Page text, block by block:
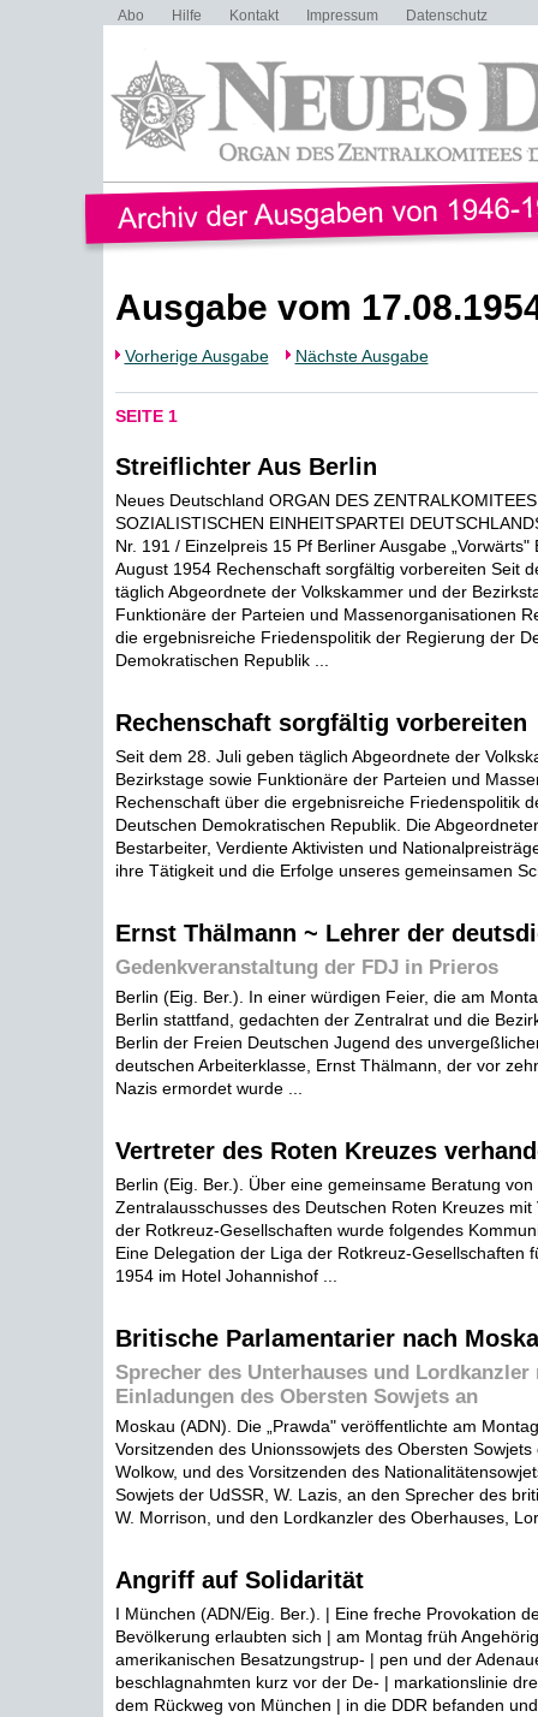
Abo Hilfe Kontakt Impressum Datenschutz
Ausgabe vom
Vorherige Ausgabe Nächste Ausgabe
SEITE 1
Streiflichter Aus Berlin
Neues Deutschland ORGAN DES
SOZIALISTISCHEN EINHEITSPARTEI
Nr. 191 / Einzelpreis 15 Pf Berliner Ausgabe
August 1954 Rechenschaft sorgfältig vorbereiten Seit
täglich Abgeordnete der Volkskammer und der
Funktionäre der Parteien und Massenorganisationen
die ergebnisreiche Friedenspolitik der Regierung der
Demokratischen Republik ...
Rechenschaft sorgfältig vorbereiten
Seit dem 28. Juli geben täglich Abgeordnete der
Bezirkstage sowie Funktionäre der Parteien und
Rechenschaft über die ergebnisreiche Friedenspolitik
Deutschen Demokratischen Republik. Die
Bestarbeiter, Verdiente Aktivisten und
ihre Tätigkeit und die Erfolge unseres gemeinsamen
Ernst Thälmann ~ Lehrer der
Gedenkveranstaltung der FDJ in Prieros
Berlin (Eig. Ber.). In einer würdigen Feier, die am
Berlin stattfand, gedachten der Zentralrat und die
Berlin der Freien Deutschen Jugend des
deutschen Arbeiterklasse, Ernst Thälmann, der vor
Nazis ermordet wurde ...
Vertreter des Roten Kreuzes
Berlin (Eig. Ber.). Über eine gemeinsame Beratung
Zentralausschusses des Deutschen Roten Kreuzes
der Rotkreuz-Gesellschaften wurde folgendes
Eine Delegation der Liga der Rotkreuz-Gesellschaften
1954 im Hotel Johannishof ...
Britische Parlamentarier nach
Sprecher des Unterhauses und Lordkanzler
Einladungen des Obersten Sowjets an
Moskau (ADN). Die „Prawda" veröffentlichte am
Vorsitzenden des Unionssowjets des Obersten Sowjets
Wolkow, und des Vorsitzenden des
Sowjets der UdSSR, W. Lazis, an den Sprecher des
W. Morrison, und den Lordkanzler des Oberhauses,
Angriff auf Solidarität
I München (ADN/Eig. Ber.). | Eine freche Provokation
Bevölkerung erlaubten sich | am Montag früh
amerikanischen Besatzungstrup- | pen und der
beschlagnahmten kurz vor der De- | markationslinie
dem Rückweg von München | in die DDR befanden